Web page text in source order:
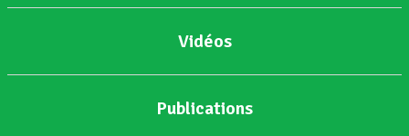
Vidéos
Publications